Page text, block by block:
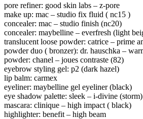
pore refiner: good skin labs – z-pore
make up: mac – studio fix fluid ( nc15 )
concealer: mac – studio finish (nc20)
concealer: maybelline – everfresh (light
translucent loose powder: catrice – prime
powder duo ( bronzer): dr. hauschka –
powder: chanel – joues contraste (82)
eyebrow styling gel: p2 (dark hazel)
lip balm: carmex
eyeliner: maybelline gel eyeliner (black)
eye shadow palette: sleek – i-divine (storm)
mascara: clinique – high impact ( black)
highlighter: benefit – high beam